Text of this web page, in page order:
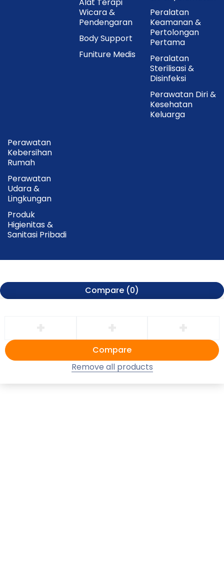
Wicara &
Pendengaran
Body Support
Funiture Medis
Peralatan
Keamanan &
Pertolongan
Pertama
Peralatan
Sterilisasi &
Disinfeksi
Perawatan Diri &
Kesehatan
Keluarga
Perawatan
Kebersihan
Rumah
Perawatan
Udara &
Lingkungan
Produk
Higienitas &
Sanitasi Pribadi
Compare (0)
Compare
Remove all products